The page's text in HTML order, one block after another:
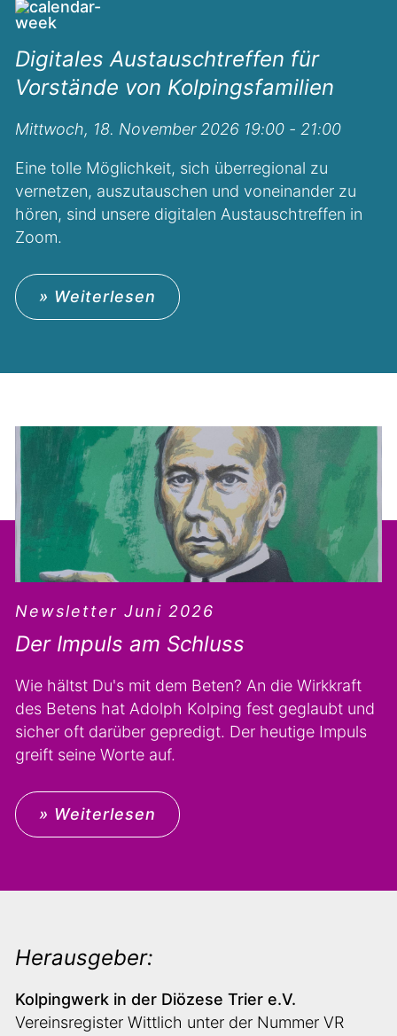
Digitales Austauschtreffen für
Vorstände von Kolpingsfamilien
Mittwoch, 18. November 2026 19:00 - 21:00
Eine tolle Möglichkeit, sich überregional zu
vernetzen, auszutauschen und voneinander zu
hören, sind unsere digitalen Austauschtreffen in
Zoom.
» Weiterlesen
Newsletter Juni 2026
Der Impuls am Schluss
Wie hältst Du's mit dem Beten? An die Wirkkraft
des Betens hat Adolph Kolping fest geglaubt und
sicher oft darüber gepredigt. Der heutige Impuls
greift seine Worte auf.
» Weiterlesen
Herausgeber:
Kolpingwerk in der Diözese Trier e.V.
Vereinsregister Wittlich unter der Nummer VR